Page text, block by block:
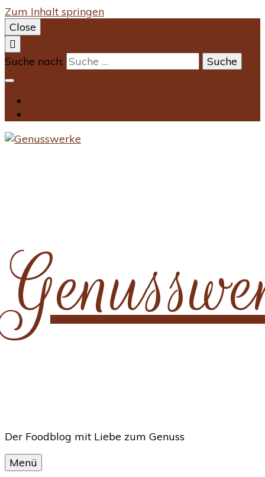
Zum Inhalt springen
Close
Suche nach:
Der Foodblog mit Liebe zum Genuss
Menü